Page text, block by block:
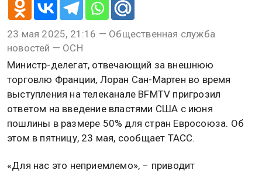
23 мая 2025, 21:16 — Общественная служба
новостей — ОСН
Министр-делегат, отвечающий за внешнюю
торговлю Франции, Лоран Сан-Мартен во время
выступления на телеканале BFMTV пригрозил
ответом на введение властями США с июня
пошлины в размере 50% для стран Евросоюза. Об
этом в пятницу, 23 мая, сообщает ТАСС.
«Для нас это неприемлемо», – приводит